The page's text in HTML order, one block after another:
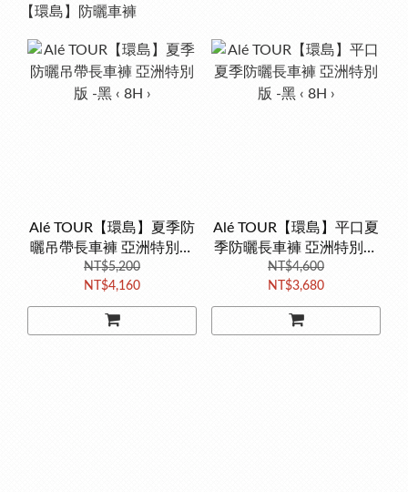
【環島】防曬車褲
Alé TOUR【環島】夏季防
曬吊帶長車褲 亞洲特別版
-黑 ‹ 8H ›
NT$5,200
NT$4,160
Alé TOUR【環島】平口夏
季防曬長車褲 亞洲特別版
-黑 ‹ 8H ›
NT$4,600
NT$3,680